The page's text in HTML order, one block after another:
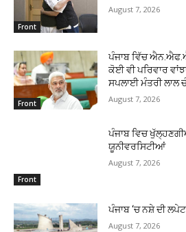
Front
August 7, 2026
Front
ਪੰਜਾਬ ਵਿੱਚ
ਕੋਈ ਵੀ ਪਰਿਵਾਰ
ਸਪਲਾਈ ਮੰਤਰੀ ਲਾਲ
August 7, 2026
Front
ਪੰਜਾਬ ਵਿਚ
ਯੂਨੀਵਰਸਿਟੀਆਂ
August 7, 2026
ਪੰਜਾਬ ‘ਚ ਨਸ਼ੇ ਦੀ
August 7, 2026